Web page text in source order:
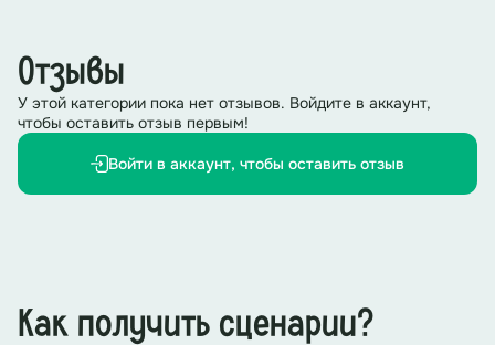
Отзывы
У этой категории пока нет отзывов. Войдите в аккаунт,
чтобы оставить отзыв первым!
Войти в аккаунт, чтобы оставить отзыв
Как получить сценарии?